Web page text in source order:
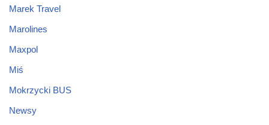
Marek Travel
Marolines
Maxpol
Miś
Mokrzycki BUS
Newsy